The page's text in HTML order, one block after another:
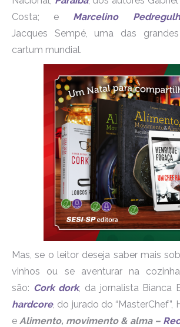
Costa; e Marcelino
Jacques Sempé, uma das
cartum mundial.
Mas, se o leitor deseja saber mais
vinhos ou se aventurar na
são: Cork dork, da jornalista Bianca
hardcore, do jurado do “MasterChef”,
e Alimento, movimento & alma –